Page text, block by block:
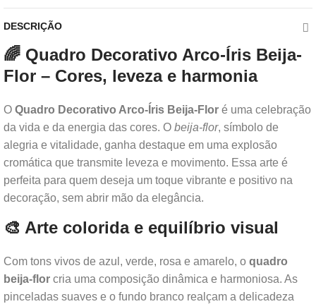
DESCRIÇÃO
🌈 Quadro Decorativo Arco-Íris Beija-
Flor – Cores, leveza e harmonia
O Quadro Decorativo Arco-Íris Beija-Flor é uma celebração
da vida e da energia das cores. O beija-flor, símbolo de
alegria e vitalidade, ganha destaque em uma explosão
cromática que transmite leveza e movimento. Essa arte é
perfeita para quem deseja um toque vibrante e positivo na
decoração, sem abrir mão da elegância.
🎨 Arte colorida e equilíbrio visual
Com tons vivos de azul, verde, rosa e amarelo, o quadro
beija-flor cria uma composição dinâmica e harmoniosa. As
pinceladas suaves e o fundo branco realçam a delicadeza